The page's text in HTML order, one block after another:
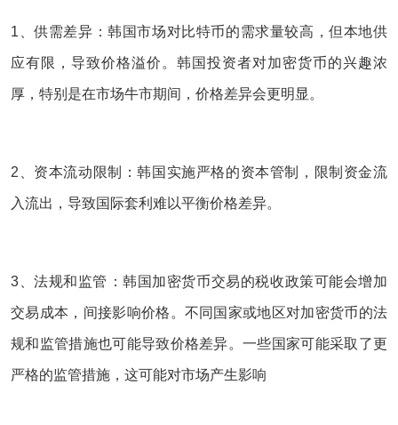
1、供需差异：韩国市场对比特币的需求量较高，但本地供
应有限，导致价格溢价。韩国投资者对加密货币的兴趣浓
厚，特别是在市场牛市期间，价格差异会更明显。
2、资本流动限制：韩国实施严格的资本管制，限制资金流
入流出，导致国际套利难以平衡价格差异。
3、法规和监管‌：韩国加密货币交易的税收政策可能会增加
交易成本，间接影响价格。不同国家或地区对加密货币的法
规和监管措施也可能导致价格差异。一些国家可能采取了更
严格的监管措施，这可能对市场产生影响‌